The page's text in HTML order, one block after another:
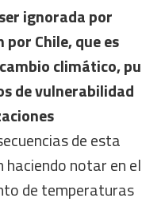
ignorada por
Chile, que es
climático,
de vulnerabilidad
de esta
notar en el
de temperaturas